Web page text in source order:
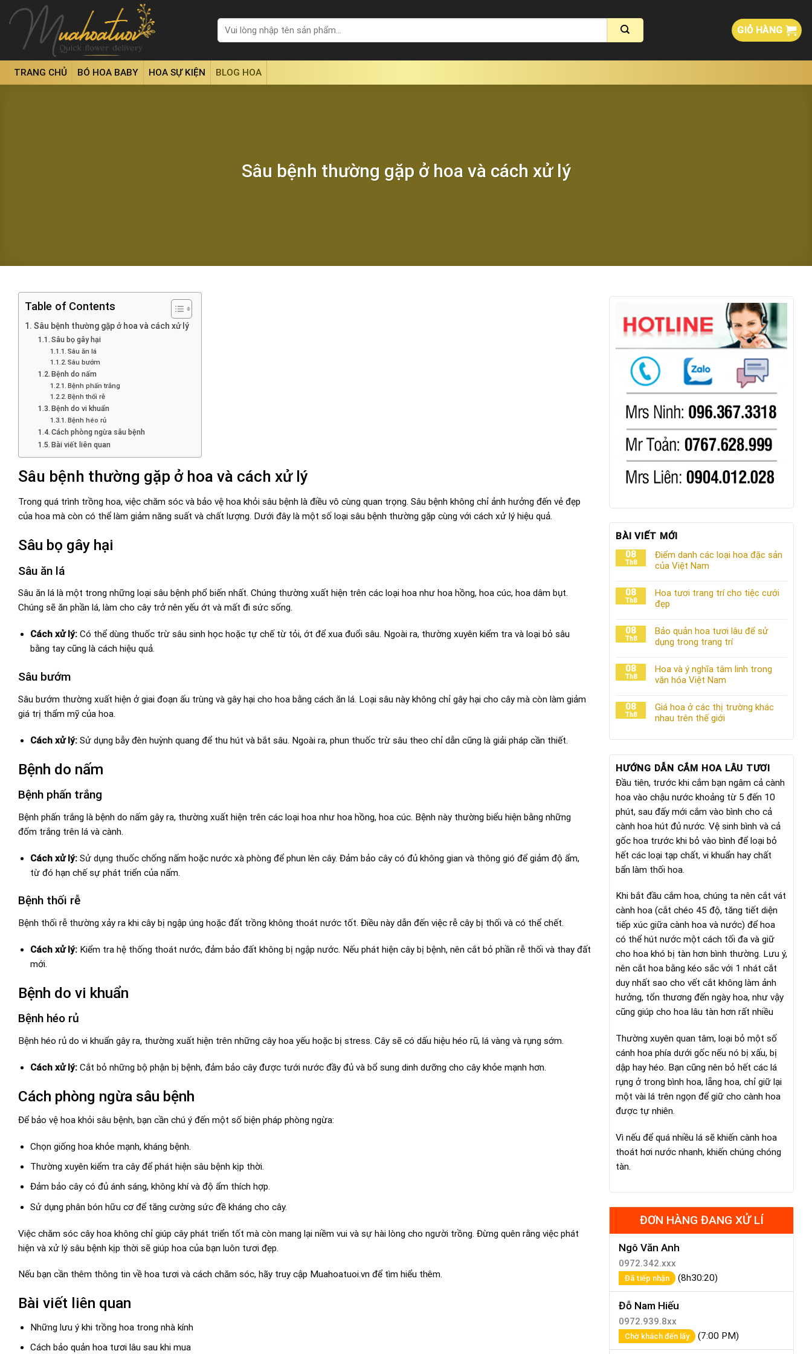
content
Tìm
kiếm:
GIỎ HÀNG
TRANG CHỦ BÓ HOA BABY HOA SỰ KIỆN BLOG HOA
Sâu bệnh thường gặp ở hoa và cách xử lý
Table of Contents
Sâu bệnh thường gặp ở hoa và cách xử lý
Sâu bọ gây hại
Sâu ăn lá
Sâu bướm
Bệnh do nấm
Bệnh phấn trắng
Bệnh thối rễ
Bệnh do vi khuẩn
Bệnh héo rủ
Cách phòng ngừa sâu bệnh
Bài viết liên quan
Sâu bệnh thường gặp ở hoa và cách xử lý
Trong quá trình trồng hoa, việc chăm sóc và bảo vệ hoa khỏi sâu bệnh là điều vô cùng quan trọng. Sâu bệnh không chỉ ảnh hưởng đến vẻ đẹp
của hoa mà còn có thể làm giảm năng suất và chất lượng. Dưới đây là một số loại sâu bệnh thường gặp cùng với cách xử lý hiệu quả.
Sâu bọ gây hại
Sâu ăn lá
Sâu ăn lá là một trong những loại sâu bệnh phổ biến nhất. Chúng thường xuất hiện trên các loại hoa như hoa hồng, hoa cúc, hoa dâm bụt.
Chúng sẽ ăn phần lá, làm cho cây trở nên yếu ớt và mất đi sức sống.
Cách xử lý:Có thể dùng thuốc trừ sâu sinh học hoặc tự chế từ tỏi, ớt để xua đuổi sâu. Ngoài ra, thường xuyên kiểm tra và loại bỏ sâu
bằng tay cũng là cách hiệu quả.
Sâu bướm
Sâu bướm thường xuất hiện ở giai đoạn ấu trùng và gây hại cho hoa bằng cách ăn lá. Loại sâu này không chỉ gây hại cho cây mà còn làm giảm
giá trị thẩm mỹ của hoa.
Cách xử lý:Sử dụng bẫy đèn huỳnh quang để thu hút và bắt sâu. Ngoài ra, phun thuốc trừ sâu theo chỉ dẫn cũng là giải pháp cần thiết.
Bệnh do nấm
Bệnh phấn trắng
Bệnh phấn trắng là bệnh do nấm gây ra, thường xuất hiện trên các loại hoa như hoa hồng, hoa cúc. Bệnh này thường biểu hiện bằng những
đốm trắng trên lá và cành.
Cách xử lý:Sử dụng thuốc chống nấm hoặc nước xà phòng để phun lên cây. Đảm bảo cây có đủ không gian và thông gió để giảm độ ẩm,
từ đó hạn chế sự phát triển của nấm.
Bệnh thối rễ
Bệnh thối rễ thường xảy ra khi cây bị ngập úng hoặc đất trồng không thoát nước tốt. Điều này dẫn đến việc rễ cây bị thối và có thể chết.
Cách xử lý:Kiểm tra hệ thống thoát nước, đảm bảo đất không bị ngập nước. Nếu phát hiện cây bị bệnh, nên cắt bỏ phần rễ thối và thay đất
mới.
Bệnh do vi khuẩn
Bệnh héo rủ
Bệnh héo rủ do vi khuẩn gây ra, thường xuất hiện trên những cây hoa yếu hoặc bị stress. Cây sẽ có dấu hiệu héo rũ, lá vàng và rụng sớm.
Cách xử lý:Cắt bỏ những bộ phận bị bệnh, đảm bảo cây được tưới nước đầy đủ và bổ sung dinh dưỡng cho cây khỏe mạnh hơn.
Cách phòng ngừa sâu bệnh
Để bảo vệ hoa khỏi sâu bệnh, bạn cần chú ý đến một số biện pháp phòng ngừa:
Chọn giống hoa khỏe mạnh, kháng bệnh.
Thường xuyên kiểm tra cây để phát hiện sâu bệnh kịp thời.
Đảm bảo cây có đủ ánh sáng, không khí và độ ẩm thích hợp.
Sử dụng phân bón hữu cơ để tăng cường sức đề kháng cho cây.
Việc chăm sóc cây hoa không chỉ giúp cây phát triển tốt mà còn mang lại niềm vui và sự hài lòng cho người trồng. Đừng quên rằng việc phát
hiện và xử lý sâu bệnh kịp thời sẽ giúp hoa của bạn luôn tươi đẹp.
Nếu bạn cần thêm thông tin về hoa tươi và cách chăm sóc, hãy truy cập Muahoatuoi.vn để tìm hiểu thêm.
Bài viết liên quan
Những lưu ý khi trồng hoa trong nhà kính
Cách bảo quản hoa tươi lâu sau khi mua
BÀI VIẾT MỚI
08
Th8
Điểm danh các loại hoa đặc sản
của Việt Nam
08
Th8
Hoa tươi trang trí cho tiệc cưới
đẹp
08
Th8
Bảo quản hoa tươi lâu để sử
dụng trong trang trí
08
Th8
Hoa và ý nghĩa tâm linh trong
văn hóa Việt Nam
08
Th8
Giá hoa ở các thị trường khác
nhau trên thế giới
HƯỚNG DẪN CẮM HOA LÂU TƯƠI
Đầu tiên, trước khi cắm bạn ngâm cả cành
hoa vào chậu nước khoảng từ 5 đến 10
phút, sau đấy mới cắm vào bình cho cả
cành hoa hút đủ nước. Vệ sinh bình và cả
gốc hoa trước khi bỏ vào bình để loại bỏ
hết các loại tạp chất, vi khuẩn hay chất
bẩn làm thối hoa.
Khi bắt đầu cắm hoa, chúng ta nên cắt vát
cành hoa (cắt chéo 45 độ, tăng tiết diện
tiếp xúc giữa cành hoa và nước) để hoa
có thể hút nước một cách tối đa và giữ
cho hoa khó bị tàn hơn bình thường. Lưu ý,
nên cắt hoa bằng kéo sắc với 1 nhát cắt
duy nhất sao cho vết cắt không làm ảnh
hưởng, tổn thương đến ngày hoa, như vậy
cũng giúp cho hoa lâu tàn hơn rất nhiều
Thường xuyên quan tâm, loại bỏ một số
cánh hoa phía dưới gốc nếu nó bị xấu, bị
dập hay héo. Bạn cũng nên bỏ hết các lá
rụng ở trong bình hoa, lẵng hoa, chỉ giữ lại
một vài lá trên ngọn để giữ cho cành hoa
được tự nhiên.
Vì nếu để quá nhiều lá sẽ khiến cành hoa
thoát hơi nước nhanh, khiến chúng chóng
tàn.
ĐƠN HÀNG ĐANG XỬ LÍ
Ngô Văn Anh
0972.342.xxx
Đã tiếp nhận (8h30:20)
Đỗ Nam Hiếu
0972.939.8xx
Chờ khách đến lấy (7:00 PM)